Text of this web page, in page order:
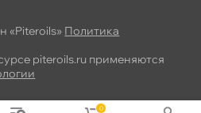
«Piteroils» Политика
piteroils.ru применяются
0